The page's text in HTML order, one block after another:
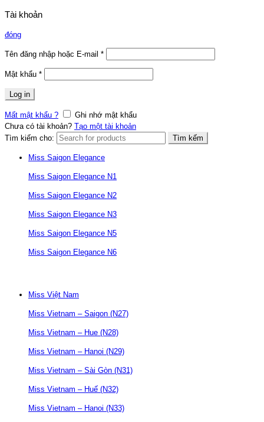
Tài khoản
đóng
Tên đăng nhập hoặc E-mail *
Mật khẩu *
Log in
Mất mật khẩu ?
Ghi nhớ mật khẩu
Chưa có tài khoản? Tạo một tài khoản
Tìm kiếm cho:
Tìm kếm
Miss Saigon Elegance
Miss Saigon Elegance N1
Miss Saigon Elegance N2
Miss Saigon Elegance N3
Miss Saigon Elegance N5
Miss Saigon Elegance N6
Miss Việt Nam
Miss Vietnam – Saigon (N27)
Miss Vietnam – Hue (N28)
Miss Vietnam – Hanoi (N29)
Miss Vietnam – Sài Gòn (N31)
Miss Vietnam – Huế (N32)
Miss Vietnam – Hanoi (N33)